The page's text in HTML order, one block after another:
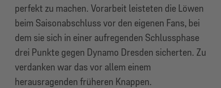
perfekt zu machen. Vorarbeit leisteten die Löwen
beim Saisonabschluss vor den eigenen Fans, bei
dem sie sich in einer aufregenden Schlussphase
drei Punkte gegen Dynamo Dresden sicherten. Zu
verdanken war das vor allem einem
herausragenden früheren Knappen.